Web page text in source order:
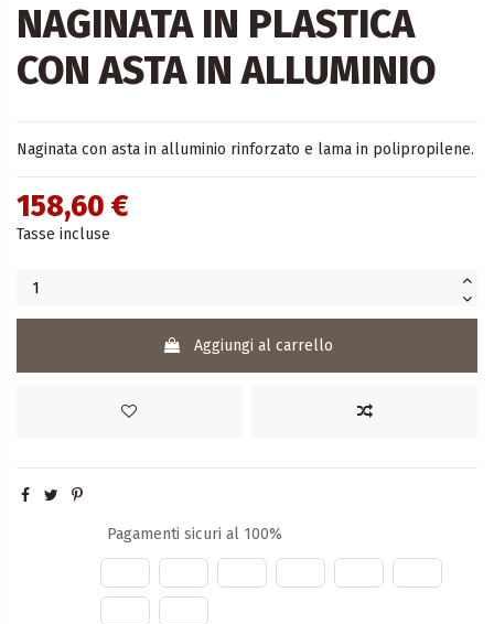
NAGINATA IN PLASTICA
CON ASTA IN ALLUMINIO
Naginata con asta in alluminio rinforzato e lama in polipropilene.
158,60 €
Tasse incluse
Aggiungi al carrello
Pagamenti sicuri al 100%